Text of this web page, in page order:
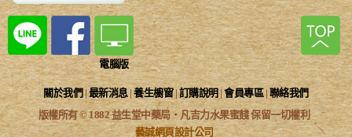
電腦版
關於我們 |最新消息|養生櫥窗|訂購說明|會員專區| 聯絡我們
版權所有 © 1882 益生堂中藥局‧凡吉力水果蜜餞 保留一切權利
藝誠網頁設計公司